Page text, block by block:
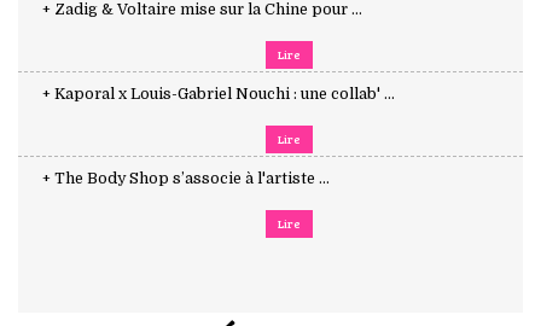
+ Zadig & Voltaire mise sur la Chine pour ...
Lire
+ Kaporal x Louis-Gabriel Nouchi : une collab' ...
Lire
+ The Body Shop s’associe à l'artiste ...
Lire